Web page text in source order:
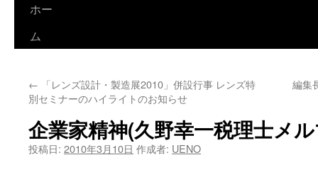
ン
へ
ホー
ム
← 「レンズ設計・製造展2010」併設行事 レンズ特
別セミナーのハイライトのお知らせ
編集
企業家精神(久野幸一税理士メ
投稿日: 2010年3月10日 作成者: UENO